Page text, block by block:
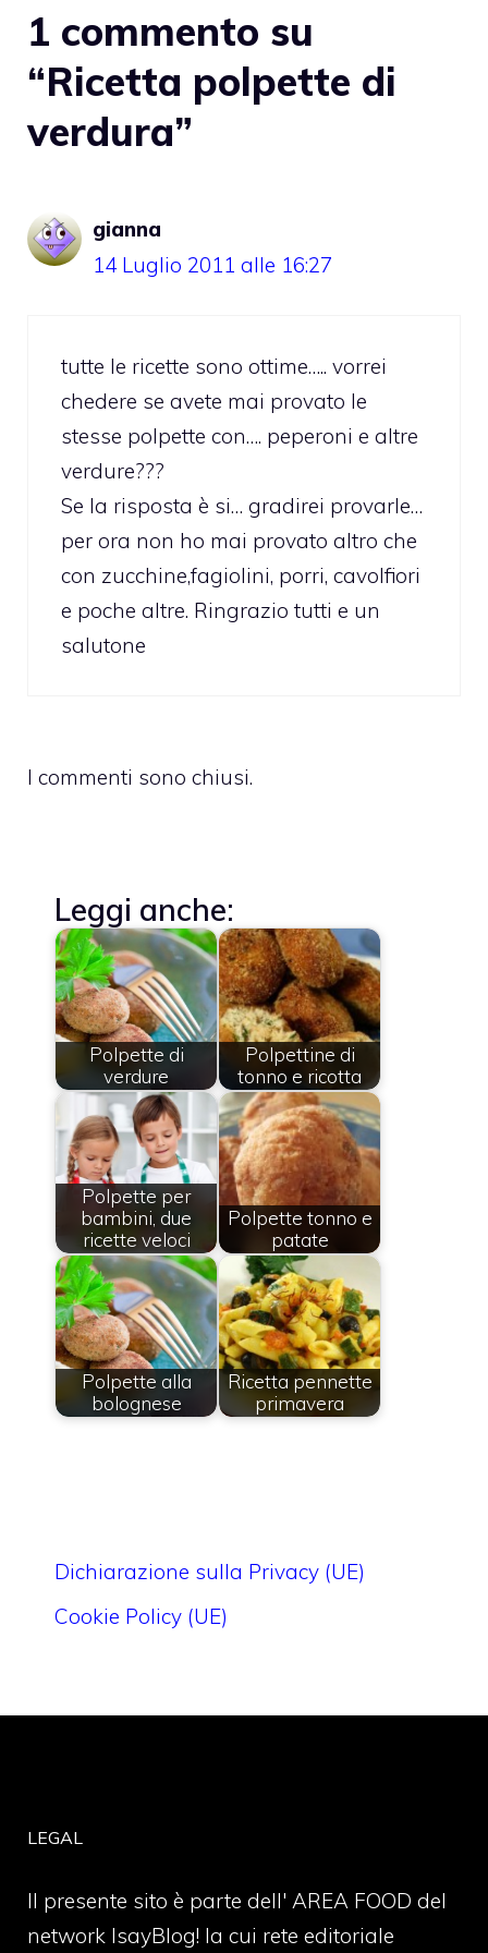
1 commento su
“Ricetta polpette di
verdura”
gianna
14 Luglio 2011 alle 16:27
tutte le ricette sono ottime….. vorrei
chedere se avete mai provato le
stesse polpette con…. peperoni e altre
verdure???
Se la risposta è si… gradirei provarle…
per ora non ho mai provato altro che
con zucchine,fagiolini, porri, cavolfiori
e poche altre. Ringrazio tutti e un
salutone
I commenti sono chiusi.
Leggi anche:
Polpette di
verdure
Polpettine di
tonno e ricotta
Polpette per
bambini, due
ricette veloci
Polpette tonno e
patate
Polpette alla
bolognese
Ricetta pennette
primavera
Dichiarazione sulla Privacy (UE)
Cookie Policy (UE)
LEGAL
Il presente sito è parte dell' AREA FOOD del
network IsayBlog! la cui rete editoriale